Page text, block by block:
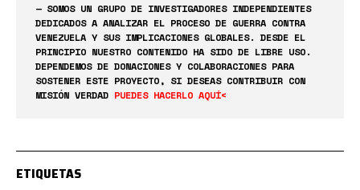
— SOMOS UN GRUPO DE INVESTIGADORES INDEPENDIENTES
DEDICADOS A ANALIZAR EL PROCESO DE GUERRA CONTRA
VENEZUELA Y SUS IMPLICACIONES GLOBALES. DESDE EL
PRINCIPIO NUESTRO CONTENIDO HA SIDO DE LIBRE USO.
DEPENDEMOS DE DONACIONES Y COLABORACIONES PARA
SOSTENER ESTE PROYECTO, SI DESEAS CONTRIBUIR CON
MISIÓN VERDAD PUEDES HACERLO AQUÍ<
ETIQUETAS